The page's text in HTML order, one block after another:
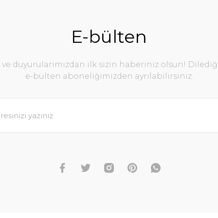
E-bülten
duyurularımızdan ilk sizin haberiniz olsun!
e-bülten aboneliğimizden ayrılabilirsiniz.